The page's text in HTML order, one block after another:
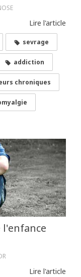
Lire l'article
sevrage
addiction
chroniques
l'enfance
Lire l'article